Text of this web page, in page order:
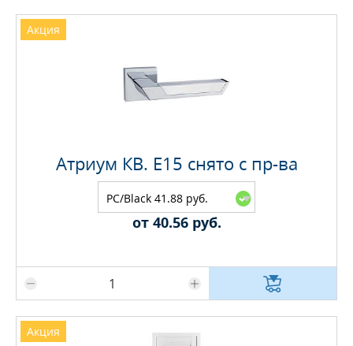
Акция
Атриум КВ. E15 снято с пр-ва
PC/Black 41.88 руб.
от 40.56 руб.
Акция